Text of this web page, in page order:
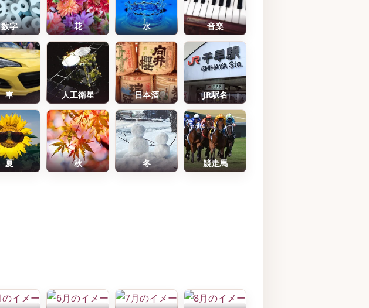
数字 花 水 音楽
車 人工衛星 日本酒 JR駅名
夏 秋 冬 競走馬